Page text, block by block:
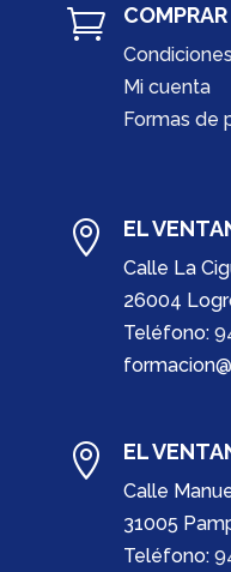

Mi cuenta
Formas de
 EL
Calle La
26004
Teléfono:
 EL
Calle
31005
Teléfono: